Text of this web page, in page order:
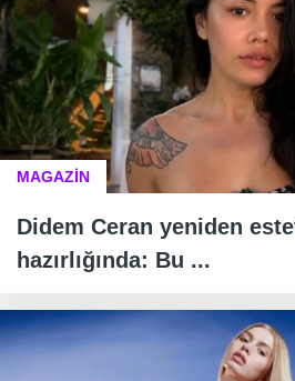
MAGAZİN
Didem Ceran yeniden
hazırlığında: Bu ...